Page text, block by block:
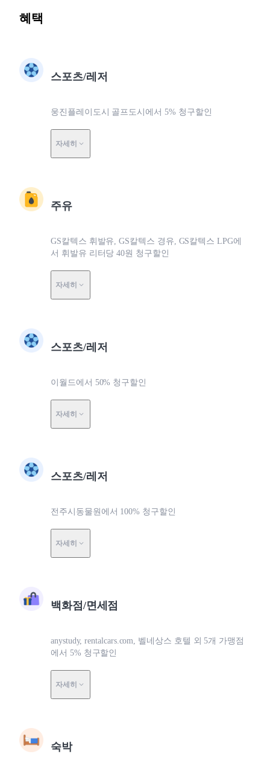
혜택
스포츠/레저
웅진플레이도시 골프도시에서 5% 청구할인
자세히
주유
GS칼텍스 휘발유, GS칼텍스 경유, GS칼텍스 LPG에
서 휘발유 리터당 40원 청구할인
자세히
스포츠/레저
이월드에서 50% 청구할인
자세히
스포츠/레저
전주시동물원에서 100% 청구할인
자세히
백화점/면세점
anystudy, rentalcars.com, 벨네상스 호텔 외 5개 가맹점
에서 5% 청구할인
자세히
숙박